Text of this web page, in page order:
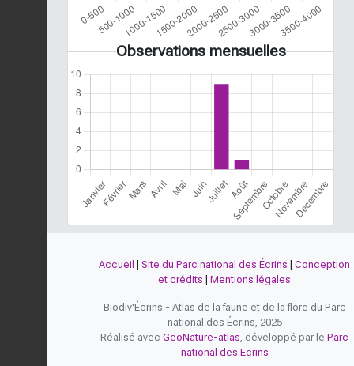
Observations mensuelles
Accueil Site du Parc national des Écrins
Conception
et crédits
Mentions légales
Biodiv'Écrins - Atlas de la faune et de la flore du Parc
national des Écrins, 2025
Réalisé avec GeoNature-atlas, développé par le Parc
national des Ecrins